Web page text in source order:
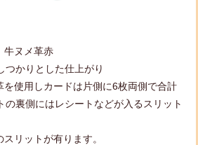
ヌメ革赤
つかりとした仕上がり
を使用しカードは片側に6枚両側で合計
の裏側にはレシートなどが入るスリット
リットが有ります。